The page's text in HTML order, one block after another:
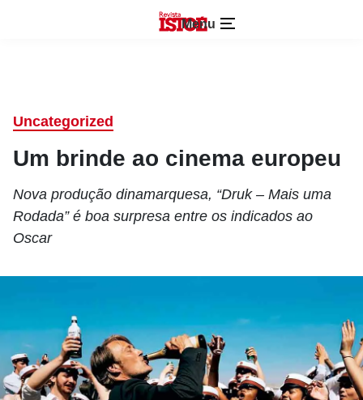
Menu
Uncategorized
Um brinde ao cinema europeu
Nova produção dinamarquesa, “Druk – Mais uma
Rodada” é boa surpresa entre os indicados ao
Oscar